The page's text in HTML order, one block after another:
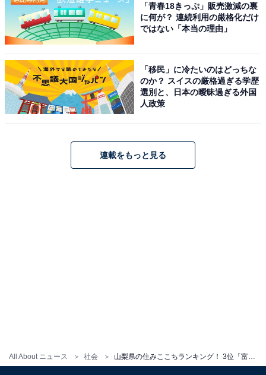
All About ニュース 社会
「青春18きっぷ」販売激減の裏
に何が？ 連続利用の厳格化だけ
ではない「本当の理由」
「移民」に冷たいのはどっちな
のか？ スイスの厳格過ぎる学歴
選別と、日本の曖昧過ぎる外国
人政策
連載をもっと見る